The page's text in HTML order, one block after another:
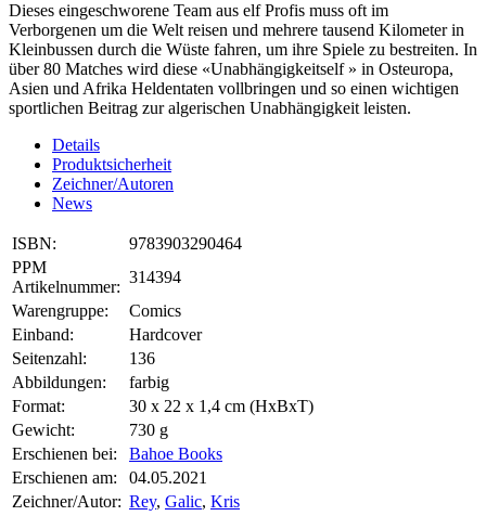
Dieses eingeschworene Team aus elf Profis muss oft im
Verborgenen um die Welt reisen und mehrere tausend Kilometer in
Kleinbussen durch die Wüste fahren, um ihre Spiele zu bestreiten. In
über 80 Matches wird diese «Unabhängigkeitself » in Osteuropa,
Asien und Afrika Heldentaten vollbringen und so einen wichtigen
sportlichen Beitrag zur algerischen Unabhängigkeit leisten.
Details
Produktsicherheit
Zeichner/Autoren
News
ISBN:
9783903290464
PPM
Artikelnummer:
314394
Warengruppe:
Comics
Einband:
Hardcover
Seitenzahl:
136
Abbildungen:
farbig
Format:
30 x 22 x 1,4 cm (HxBxT)
Gewicht:
730 g
Erschienen bei:
Bahoe Books
Erschienen am:
04.05.2021
Zeichner/Autor: Rey, Galic, Kris